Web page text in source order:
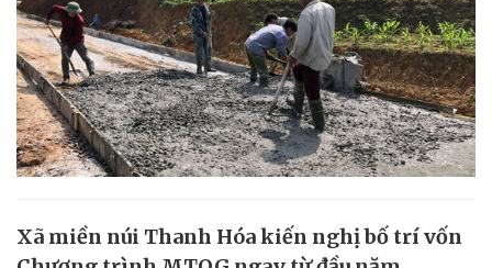
Xã miền núi Thanh Hóa kiến nghị bố trí vốn